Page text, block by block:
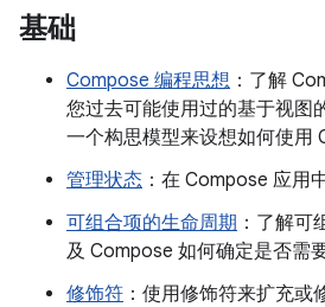
基础
Compose 编程思想 ：了解
您过去可能使用过的基于视图
一个构思模型来设想如何使用
管理状态 ：在 Compose 应用
可组合项的生命周期 ：了解可
及 Compose 如何确定是否需
修饰符 ：使用修饰符来扩充或